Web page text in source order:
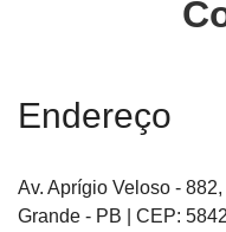
Endereço
Av. Aprígio Veloso -
Grande - PB | CEP: